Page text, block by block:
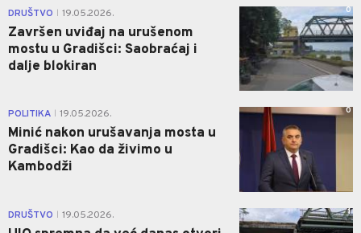
DRUŠTVO 19.05.2026.
Završen uviđaj na urušenom
mostu u Gradišci: Saobraćaj i
dalje blokiran
0
POLITIKA 19.05.2026.
Minić nakon urušavanja mosta u
Gradišci: Kao da živimo u
Kambodži
0
DRUŠTVO 19.05.2026. 1